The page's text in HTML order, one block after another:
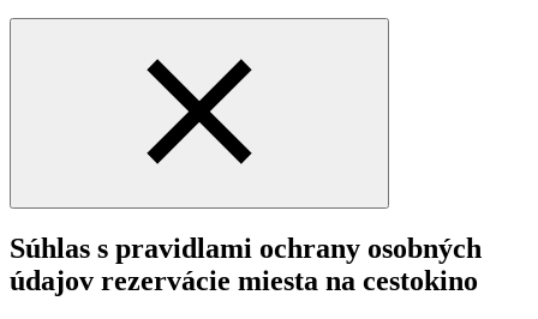
Súhlas s pravidlami ochrany osobných
údajov rezervácie miesta na cestokino